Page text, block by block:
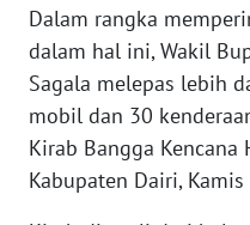
Dalam rangka
dalam hal ini, Wakil
Sagala melepas lebih
mobil dan 30
Kirab Bangga Kencana
Kabupaten Dairi,
WN
SERAMBI
WN